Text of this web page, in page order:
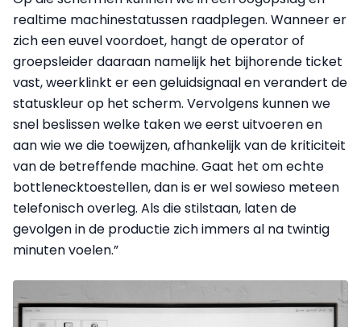
realtime machinestatussen raadplegen. Wanneer er
zich een euvel voordoet, hangt de operator of
groepsleider daaraan namelijk het bijhorende ticket
vast, weerklinkt er een geluidsignaal en verandert de
statuskleur op het scherm. Vervolgens kunnen we
snel beslissen welke taken we eerst uitvoeren en
aan wie we die toewijzen, afhankelijk van de kriticiteit
van de betreffende machine. Gaat het om echte
bottlenecktoestellen, dan is er wel sowieso meteen
telefonisch overleg. Als die stilstaan, laten de
gevolgen in de productie zich immers al na twintig
minuten voelen.”